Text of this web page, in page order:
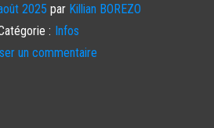
2025 par Killian BOREZO
: Infos
un commentaire